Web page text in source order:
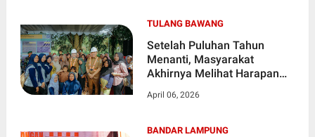
TULANG BAWANG
Setelah Puluhan Tahun
Menanti, Masyarakat
Akhirnya Melihat Harapan
Utama Yang Selama ini
April 06, 2026
BANDAR LAMPUNG